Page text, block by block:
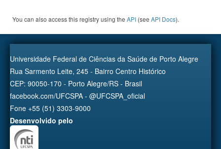
You can also access this registry using the API (see API Docs).
Universidade Federal de Ciências da Saúde de Porto Alegre
Rua Sarmento Leite, 245 - Bairro Centro Histórico
CEP: 90050-170 - Porto Alegre/RS - Brasil
facebook.com/UFCSPA - @UFCSPA_oficial
Fone +55 (51) 3303-9000
Desenvolvido pelo